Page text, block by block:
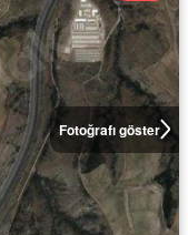
Fotoğrafı göster